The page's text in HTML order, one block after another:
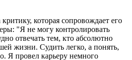
которая сопровождает его
"Я не могу контролировать
отвечать тем, кто абсолютно
жизни. Судить легко, а понять,
Я провел карьеру немного